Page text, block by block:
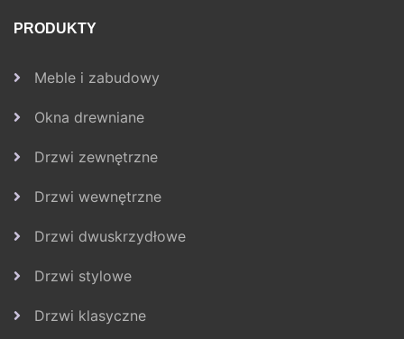
PRODUKTY
Meble i zabudowy
Okna drewniane
Drzwi zewnętrzne
Drzwi wewnętrzne
Drzwi dwuskrzydłowe
Drzwi stylowe
Drzwi klasyczne